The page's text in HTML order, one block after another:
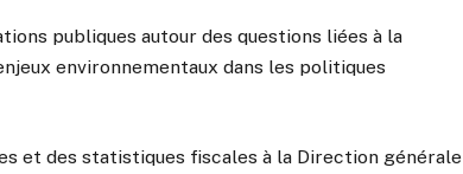
publiques autour des questions liées à la
environnementaux dans les politiques
et des statistiques fiscales à la Direction générale